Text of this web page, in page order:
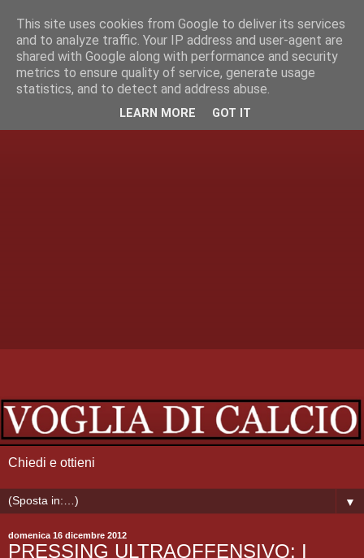
Chiedi e ottieni
▼
domenica 16 dicembre 2012
PRESSING ULTRAOFFENSIVO: I
This site uses cookies from Google to deliver its services
and to analyze traffic. Your IP address and user-agent are
shared with Google along with performance and security
metrics to ensure quality of service, generate usage
statistics, and to detect and address abuse.
LEARN MORE GOT IT